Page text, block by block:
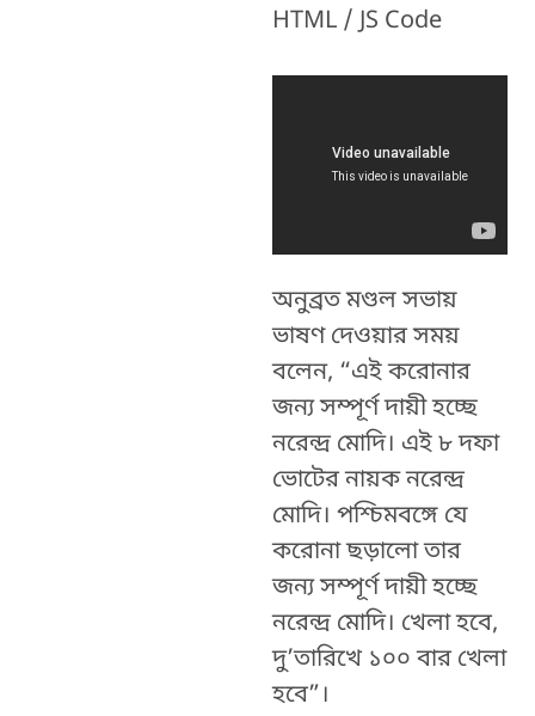
HTML / JS Code
অনুব্রত মণ্ডল সভায়
ভাষণ দেওয়ার সময়
বলেন, “এই করোনার
জন্য সম্পূর্ণ দায়ী হচ্ছে
নরেন্দ্র মোদি। এই ৮ দফা
ভোটের নায়ক নরেন্দ্র
মোদি। পশ্চিমবঙ্গে যে
করোনা ছড়ালো তার
জন্য সম্পূর্ণ দায়ী হচ্ছে
নরেন্দ্র মোদি। খেলা হবে,
দু’তারিখে ১০০ বার খেলা
হবে”।